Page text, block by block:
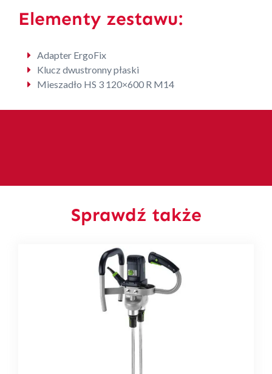
Elementy zestawu:
Adapter ErgoFix
Klucz dwustronny płaski
Mieszadło HS 3 120×600 R M14
Sprawdź także